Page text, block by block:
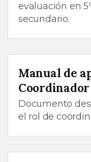
evaluación en
secundario.
Manual de
Documento
el rol de